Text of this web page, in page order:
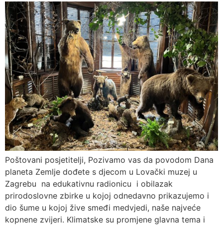
Poštovani posjetitelji, Pozivamo vas da povodom Dana
planeta Zemlje dođete s djecom u Lovački muzej u
Zagrebu na edukativnu radionicu i obilazak
prirodoslovne zbirke u kojoj odnedavno prikazujemo i
dio šume u kojoj žive smeđi medvjedi, naše najveće
kopnene zvijeri. Klimatske su promjene glavna tema i